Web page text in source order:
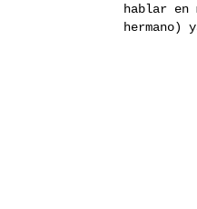
hablar en
hermano)